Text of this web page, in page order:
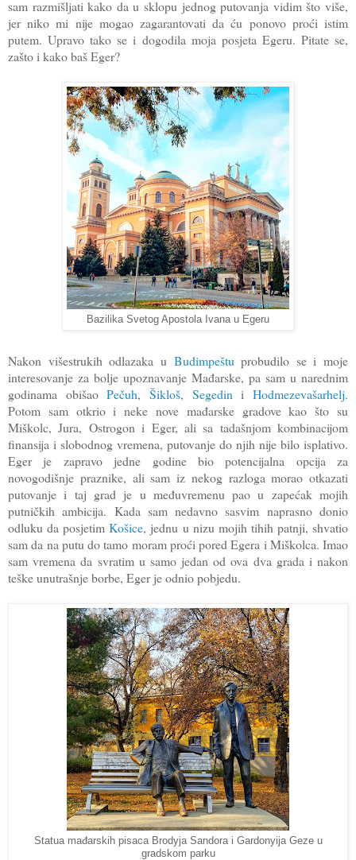
sam razmišljati kako da u sklopu jednog putovanja vidim što više,
jer niko mi nije mogao zagarantovati da ću ponovo proći istim
putem. Upravo tako se i dogodila moja posjeta Egeru. Pitate se,
zašto i kako baš Eger?
Bazilika Svetog Apostola Ivana u Egeru
Nakon višestrukih odlazaka u Budimpeštu probudilo se i moje
interesovanje za bolje upoznavanje Mađarske, pa sam u narednim
godinama obišaoPečuh,Šikloš, Segedin iHodmezevašarhelj.
Potom sam otkrio i neke nove mađarske gradove kao što su
Miškolc, Jura, Ostrogon i Eger, ali sa tadašnjom kombinacijom
finansija i slobodnog vremena, putovanje do njih nije bilo isplativo.
Eger je zapravo jedne godine bio potencijalna opcija za
novogodišnje praznike, ali sam iz nekog razloga morao otkazati
putovanje i taj grad je u međuvremenu pao u zapećak mojih
putničkih ambicija. Kada sam nedavno sasvim naprasno donio
odluku da posjetimKošice, jednu u nizu mojih tihih patnji, shvatio
sam da na putu do tamo moram proći pored Egera i Miškolca. Imao
sam vremena da svratim u samo jedan od ova dva grada i nakon
teške unutrašnje borbe, Eger je odnio pobjedu.
Statua mađarskih pisaca Brodyja Sandora i Gardonyija Geze u
gradskom parku